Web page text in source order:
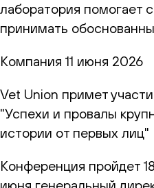
лаборатория помогает
принимать
Компания 11 июня 2026
Vet Union примет
"Успехи и провалы
истории от первых лиц"
Конференция пройдет